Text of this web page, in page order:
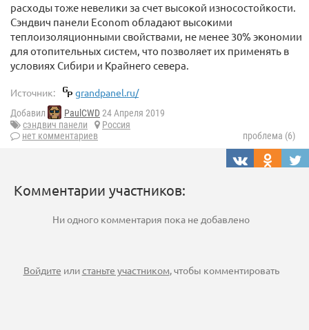
расходы тоже невелики за счет высокой износостойкости.
Сэндвич панели Econom обладают высокими
теплоизоляционными свойствами, не менее 30% экономии
для отопительных систем, что позволяет их применять в
условиях Сибири и Крайнего севера.
Источник: grandpanel.ru/
Добавил PaulCWD 24 Апреля 2019
сэндвич панели
Россия
нет комментариев
проблема (6)
Комментарии участников:
Ни одного комментария пока не добавлено
Войдите илистаньте участником, чтобы комментировать